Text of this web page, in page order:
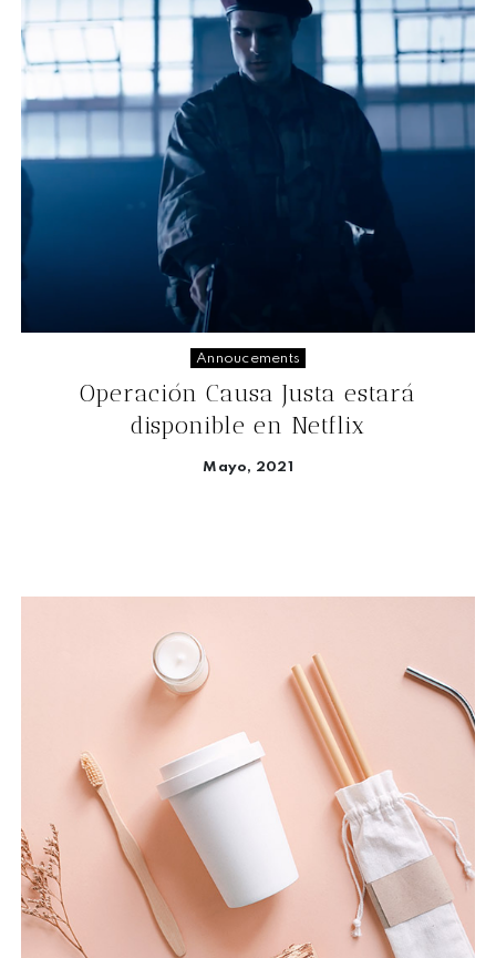
Annoucements
Operación Causa Justa estará
disponible en Netflix
Mayo, 2021